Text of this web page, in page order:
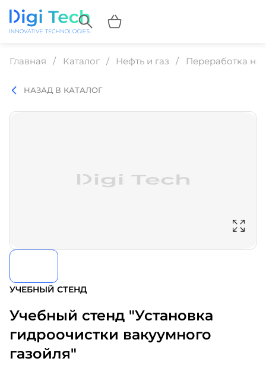
Главная Каталог Нефть и газ Переработка
НАЗАД В КАТАЛОГ
УЧЕБНЫЙ СТЕНД
Учебный стенд "Установка
гидроочистки вакуумного
газойля"